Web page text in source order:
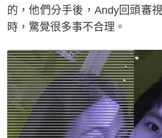
的，他們分手後，Andy回頭審
時，驚覺很多事不合理。